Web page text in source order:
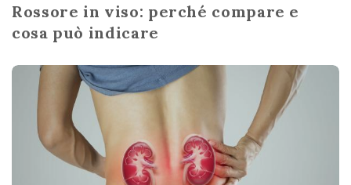
Rossore in viso: perché compare e
cosa può indicare